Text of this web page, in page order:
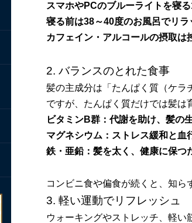
スマホやPCのブルーライトを寝
寝る前は38～40度のお風呂でリラ
カフェイン・アルコールの摂取は
2. バランスのとれた食事
髪の主成分は「たんぱく質（ケラ
ですが、たんぱく質だけでは髪は
ビタミンB群：代謝を助け、髪の
マグネシウム：ストレス緩和と血
鉄・亜鉛：髪を太く、健康に保つ
コンビニ食や偏食が続くと、知ら
3. 軽い運動でリフレッシュ
ウォーキングやストレッチ、軽